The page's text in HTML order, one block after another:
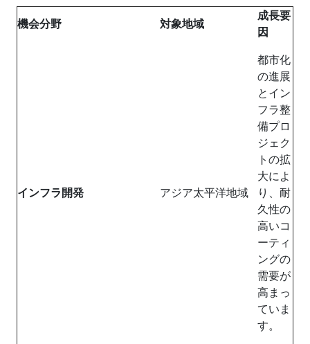
機会分野 対象地域
成長要
因
インフラ開発 アジア太平洋地域
都市化
の進展
とイン
フラ整
備プロ
ジェク
トの拡
大に​​よ
り、耐
久性の
高いコ
ーティ
ングの
需要が
高まっ
ていま
す。